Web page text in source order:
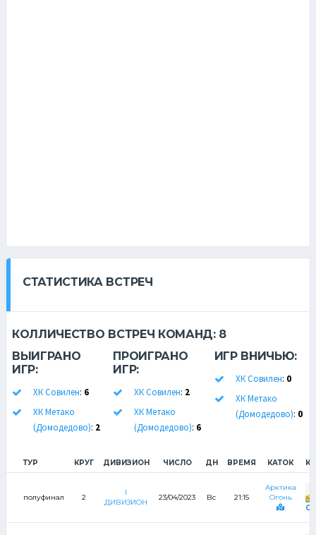
СТАТИСТИКА ВСТРЕЧ
КОЛЛИЧЕСТВО ВСТРЕЧ КОМАНД: 8
ВЫИГРАНО
ИГР:
ХК Совилен: 6
ХК Метако
(Домодедово): 2
ПРОИГРАНО
ИГР:
ХК Совилен: 2
ХК Метако
(Домодедово): 6
ИГР ВНИЧЬЮ:
ХК Совилен: 0
ХК Метако
(Домодедово): 0
ТУР КРУГ ДИВИЗИОН ЧИСЛО ДН ВРЕМЯ КАТОК
полуфинал 2
I
ДИВИЗИОН
23/04/2023 Вс 21:15
Арктика
Огонь